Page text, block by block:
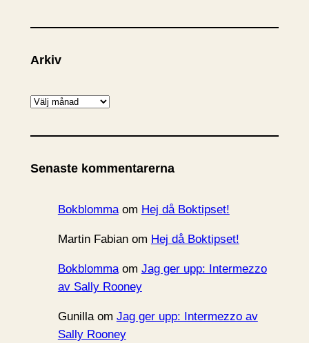
Arkiv
A
k
v
Senaste kommentarerna
Bokblommaom Hej då Boktipset!
Martin Fabianom Hej då Boktipset!
Bokblommaom Jag ger upp: Intermezzo
av Sally Rooney
Gunillaom Jag ger upp: Intermezzo av
Sally Rooney